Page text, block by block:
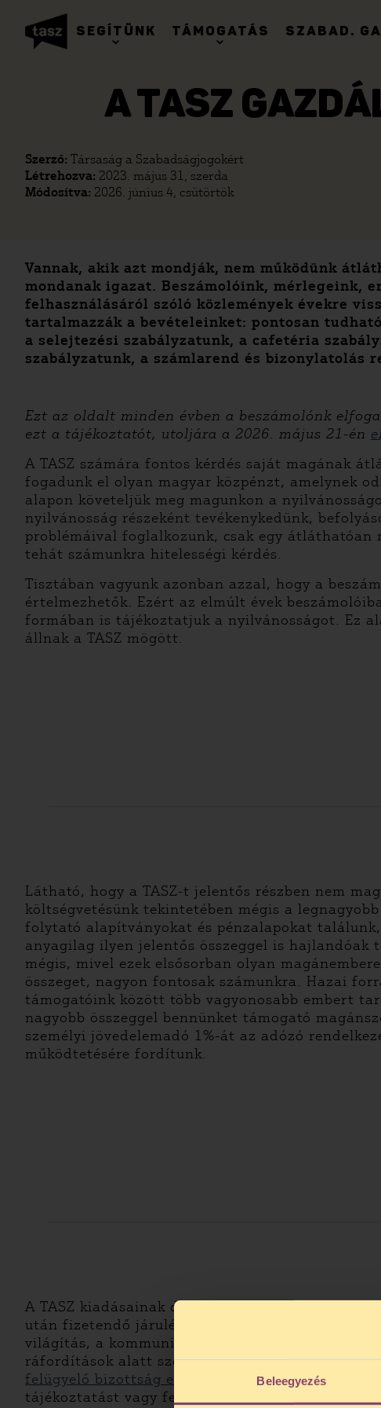
Beleegyezés
SEGÍTÜNK TÁMOGATÁS SZABAD.
A TASZ
Szerző: Társaság a Szabadságjogokért
Létrehozva: 2023. május 31, szerda
Módosítva: 2026. június 4, csütörtök
Vannak, akik azt mondják, nem működünk
mondanak igazat. Beszámolóink, mérlegeink,
felhasználásáról szóló közlemények évekre
tartalmazzák a bevételeinket: pontosan
a selejtezési szabályzatunk, a cafetéria
szabályzatunk, a számlarend és bizonylatolás
Ezt az oldalt minden évben a beszámolónk
ezt a tájékoztatót, utoljára a 2026. május 21-én
A TASZ számára fontos kérdés saját magának
fogadunk el olyan magyar közpénzt, amelynek
alapon követeljük meg magunkon a
nyilvánosság részeként tevékenykedünk,
problémáival foglalkozunk, csak egy átláthatóan
tehát számunkra hitelességi kérdés.
Tisztában vagyunk azonban azzal, hogy a
értelmezhetők. Ezért az elmúlt évek
formában is tájékoztatjuk a nyilvánosságot. Ez
állnak a TASZ mögött.
Látható, hogy a TASZ-t jelentős részben nem
költségvetésünk tekintetében mégis a
folytató alapítványokat és pénzalapokat
anyagilag ilyen jelentős összeggel is
mégis, mivel ezek elsősorban olyan
összeget, nagyon fontosak számunkra. Hazai
támogatóink között több vagyonosabb embert
nagyobb összeggel bennünket támogató
személyi jövedelemadó 1%-át az adózó
működtetésére fordítunk.
A TASZ kiadásainak döntő többsége személyi
után fizetendő járulékok teszik ki az utóbbi
világítás, a kommunikációs költségek és az
ráfordítások alatt szerepeltetjük. E kategória
felügyelő bizottság ellenőrzi.
Ennek keretében
tájékoztatást vagy felvilágosítást kérhet, a